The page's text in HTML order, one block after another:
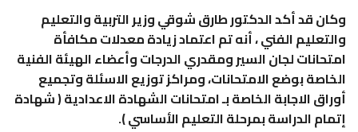
وكان قد أكد الدكتور طارق شوقي وزير التربية والتعليم
والتعليم الفني ، أنه تم اعتماد زيادة معدلات مكافأة
امتحانات لجان السير ومقدري الدرجات وأعضاء الهيئة الفنية
الخاصة بوضع الامتحانات، ومراكز توزيع الاسئلة وتجميع
أوراق الاجابة الخاصة بـ امتحانات الشهادة الاعدادية ( شهادة
إتمام الدراسة بمرحلة التعليم الأساسي ).